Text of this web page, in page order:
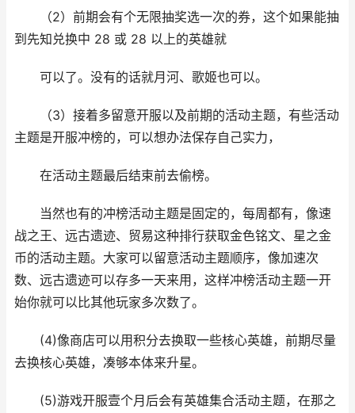
（2）前期会有个无限抽奖选一次的券，这个如果能抽
到先知兑换中 28 或 28 以上的英雄就
可以了。没有的话就月河、歌姬也可以。
（3）接着多留意开服以及前期的活动主题，有些活动
主题是开服冲榜的，可以想办法保存自己实力，
在活动主题最后结束前去偷榜。
当然也有的冲榜活动主题是固定的，每周都有，像速
战之王、远古遗迹、贸易这种排行获取金色铭文、星之金
币的活动主题。大家可以留意活动主题顺序，像加速次
数、远古遗迹可以存多一天来用，这样冲榜活动主题一开
始你就可以比其他玩家多次数了。
(4)像商店可以用积分去换取一些核心英雄，前期尽量
去换核心英雄，凑够本体来升星。
(5)游戏开服壹个月后会有英雄集合活动主题，在那之